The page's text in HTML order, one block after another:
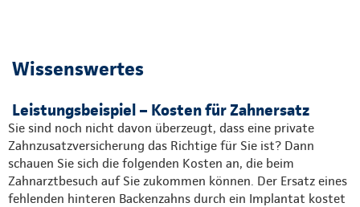
Wissenswertes
Leistungsbeispiel – Kosten für Zahnersatz
Sie sind noch nicht davon überzeugt, dass eine private
Zahnzusatzversicherung das Richtige für Sie ist? Dann
schauen Sie sich die folgenden Kosten an, die beim
Zahnarztbesuch auf Sie zukommen können. Der Ersatz eines
fehlenden hinteren Backenzahns durch ein Implantat kostet